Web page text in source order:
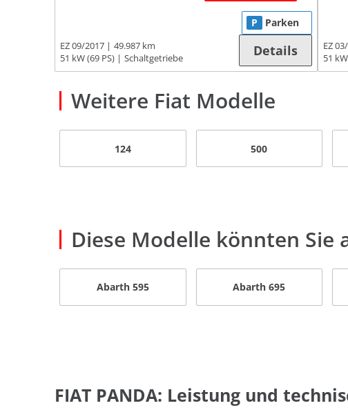
EZ 09/2017
49.987 km
51 kW (69 PS)
Schaltgetriebe
P Parken
Details EZ
51
Weitere Fiat Modelle
124 500
Diese Modelle könnten Sie
Abarth 595 Abarth 695
FIAT PANDA: Leistung und